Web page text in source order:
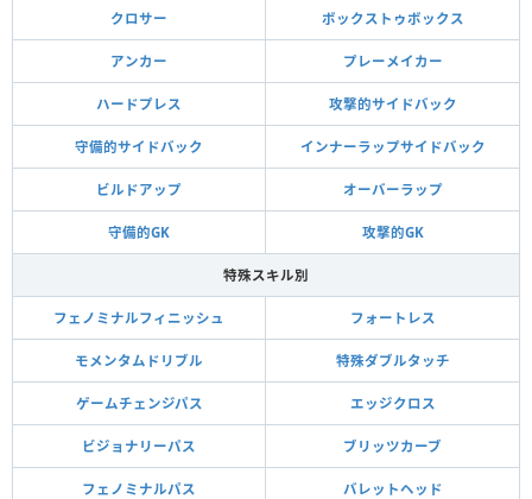
クロサー ボックストゥボックス
アンカー プレーメイカー
ハードプレス 攻撃的サイドバック
守備的サイドバック インナーラップサイドバック
ビルドアップ オーバーラップ
守備的GK 攻撃的GK
特殊スキル別
フェノミナルフィニッシュ フォートレス
モメンタムドリブル 特殊ダブルタッチ
ゲームチェンジパス エッジクロス
ビジョナリーパス ブリッツカーブ
フェノミナルパス バレットヘッド